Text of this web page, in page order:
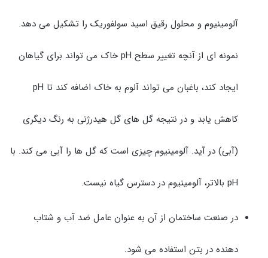
آلومینیوم و محلول رقیق اسید سولفوریک را تشکیل می دهد.
نمونه ای از آنچه تغییر سطح pH خاک می تواند برای گیاهان
ایجاد کند، باغبان می تواند آلوم به خاک اضافه کند تا pH
کاهش یابد و در نتیجه گل های گل هیدرژنی به رنگ دیگری
(آبی) در آید. آلومینیوم چیزی است که گل ها را آبی می کند. با
pH بالاتر، آلومینیوم در دسترس گیاه نیست.
در صنعت ساختمان از آن به عنوان عامل ضد آب و شتاب
دهنده در بتن استفاده می شود.